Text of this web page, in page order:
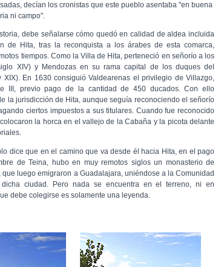
decían los cronistas que este pueblo asentaba "en buena
ni campo".
debe señalarse cómo quedó en calidad de aldea incluida
de Hita, tras la reconquista a los árabes de esta comarca,
tiempos. Como la Villa de Hita, perteneció en seño­río a los
XIV) y Mendozas en su rama capital de los duques del
XIX). En 1630 consiguió Valdearenas el privilegio de Villazgo,
III, previo pago de la cantidad de 450 duca­dos. Con ello
la jurisdicción de Hita, aunque seguía reconociendo el señorío
ciertos impuestos a sus titulares. Cuando fue reconocido
la horca en el vallejo de la Cabaña y la picota delante
dice que en el camino que va desde él hacia Hita, en el pago
de Teina, hubo en muy remotos siglos un monasterio de
que luego emigraron a Guadalajara, uniéndose a la Comunidad
ciudad. Pero nada se encuentra en el terreno, ni en
debe colegirse es solamente una leyenda.